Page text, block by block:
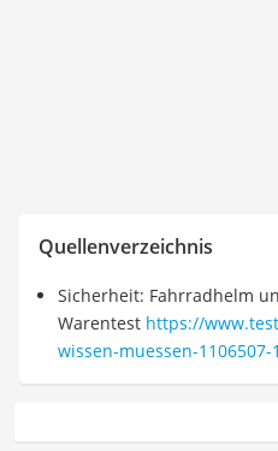
Quellenverzeichnis
Sicherheit: Fahrradhelm
Warentest https://
wissen-muessen-1106507-